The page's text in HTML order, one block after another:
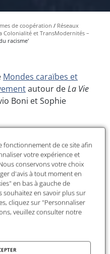
de coopération
Réseaux
Colonialité et TransModernités –
racisme'
Mondes caraïbes et
autour deLa Vie
Boni et Sophie
cautionné
par la
biologie ou
l’anthropolog
ie, comme il
l’était à
l’apogée de la
coloniale, le
fonctionnement de ce site afin
votre expérience et
conservons votre choix
d'avis à tout moment en
en bas à gauche de
souhaitez en savoir plus sur
cliquez sur "Personnaliser
veuillez consulter notre